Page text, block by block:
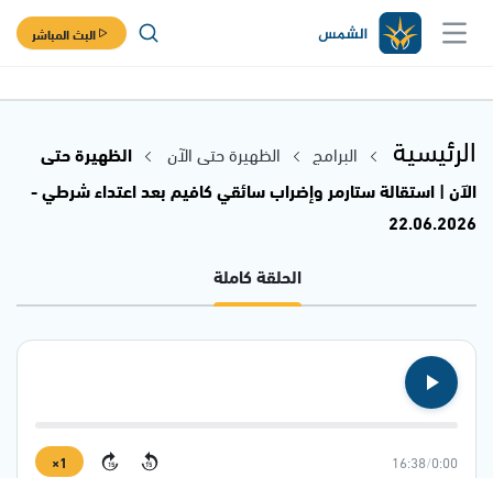
البث المباشر
الرئيسية البرامج الظهيرة حتى الآن
الظهيرة حتى
الآن | استقالة ستارمر وإضراب سائقي كافيم بعد اعتداء شرطي -
22.06.2026
الحلقة كاملة
0:00
/
16:38
15
15
1×